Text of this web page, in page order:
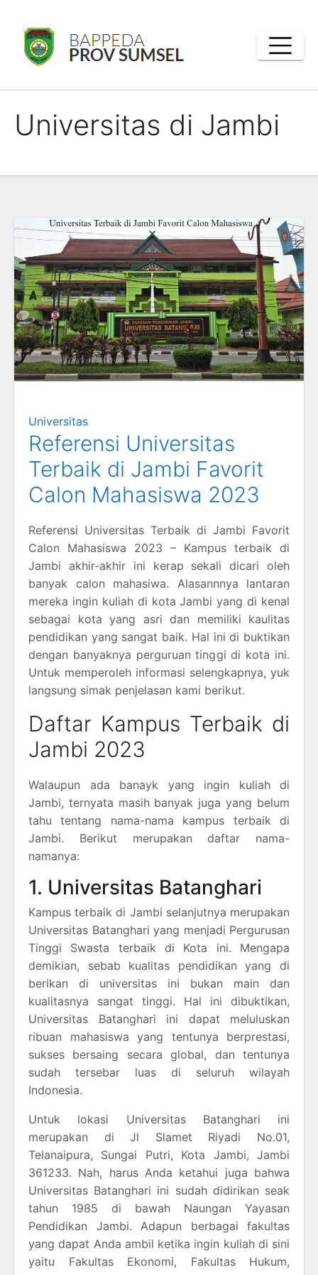
content
Universitas di Jambi
Universitas
Referensi Universitas
Terbaik di Jambi Favorit
Calon Mahasiswa 2023
Referensi Universitas Terbaik di Jambi Favorit
Calon Mahasiswa 2023 – Kampus terbaik di
Jambi akhir-akhir ini kerap sekali dicari oleh
banyak calon mahasiwa. Alasannnya lantaran
mereka ingin kuliah di kota Jambi yang di kenal
sebagai kota yang asri dan memiliki kaulitas
pendidikan yang sangat baik. Hal ini di buktikan
dengan banyaknya perguruan tinggi di kota ini.
Untuk memperoleh informasi selengkapnya, yuk
langsung simak penjelasan kami berikut.
Daftar Kampus Terbaik di
Jambi 2023
Walaupun ada banayk yang ingin kuliah di
Jambi, ternyata masih banyak juga yang belum
tahu tentang nama-nama kampus terbaik di
Jambi. Berikut merupakan daftar nama-
namanya:
1. Universitas Batanghari
Kampus terbaik di Jambi selanjutnya merupakan
Universitas Batanghari yang menjadi Pergurusan
Tinggi Swasta terbaik di Kota ini. Mengapa
demikian, sebab kualitas pendidikan yang di
berikan di universitas ini bukan main dan
kualitasnya sangat tinggi. Hal ini dibuktikan,
Universitas Batanghari ini dapat meluluskan
ribuan mahasiswa yang tentunya berprestasi,
sukses bersaing secara global, dan tentunya
sudah tersebar luas di seluruh wilayah
Indonesia.
Untuk lokasi Universitas Batanghari ini
merupakan di Jl Slamet Riyadi No.01,
Telanaipura, Sungai Putri, Kota Jambi, Jambi
361233. Nah, harus Anda ketahui juga bahwa
Universitas Batanghari ini sudah didirikan seak
tahun 1985 di bawah Naungan Yayasan
Pendidikan Jambi. Adapun berbagai fakultas
yang dapat Anda ambil ketika ingin kuliah di sini
yaitu Fakultas Ekonomi, Fakultas Hukum,